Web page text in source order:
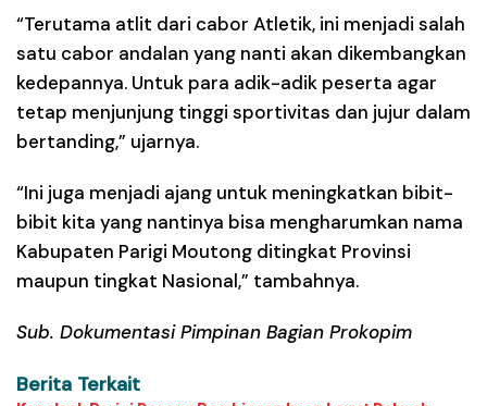
“Terutama atlit dari cabor Atletik, ini menjadi salah
satu cabor andalan yang nanti akan dikembangkan
kedepannya. Untuk para adik-adik peserta agar
tetap menjunjung tinggi sportivitas dan jujur dalam
bertanding,” ujarnya.
“Ini juga menjadi ajang untuk meningkatkan bibit-
bibit kita yang nantinya bisa mengharumkan nama
Kabupaten Parigi Moutong ditingkat Provinsi
maupun tingkat Nasional,” tambahnya.
Sub. Dokumentasi Pimpinan Bagian Prokopim
Berita Terkait